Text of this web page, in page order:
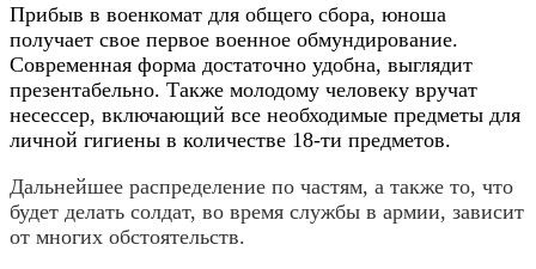
Прибыв в военкомат для общего сбора, юноша
получает свое первое военное обмундирование.
Современная форма достаточно удобна, выглядит
презентабельно. Также молодому человеку вручат
несессер, включающий все необходимые предметы для
личной гигиены в количестве 18-ти предметов.
Дальнейшее распределение по частям, а также то, что
будет делать солдат, во время службы в армии, зависит
от многих обстоятельств.